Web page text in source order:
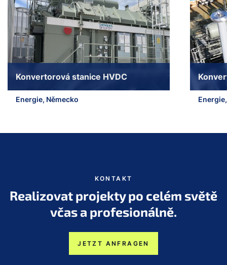
Konvertorová stanice HVDC
Energie, Německo
KONTAKT
Realizovat projekty po celém světě
včas a profesionálně.
JETZT ANFRAGEN